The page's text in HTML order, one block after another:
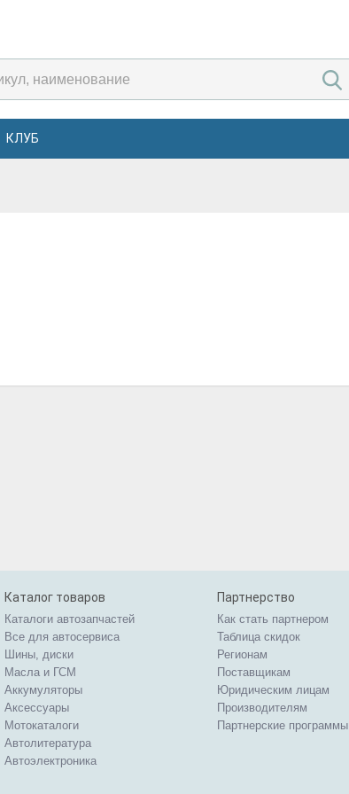
КЛУБ
Каталог товаров
Каталоги автозапчастей
Все для автосервиса
Шины, диски
Масла и ГСМ
Аккумуляторы
Аксессуары
Мотокаталоги
Автолитература
Автоэлектроника
Партнерство
Как стать партнером
Таблица скидок
Регионам
Поставщикам
Юридическим лицам
Производителям
Партнерские программы